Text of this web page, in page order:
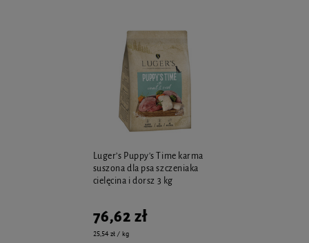
Luger’s Puppy's Time karma
suszona dla psa szczeniaka
cielęcina i dorsz 3 kg
76,62 zł
25,54 zł / kg